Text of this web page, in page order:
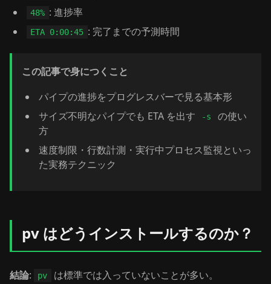
48% : 進捗率
ETA 0:00:45 : 完了までの予測時間
この記事で身につくこと
パイプの進捗をプログレスバーで見る基本形
サイズ不明なパイプでも ETA を出す
-s
の使い
方
速度制限・行数計測・実行中プロセス監視といっ
た実務テクニック
pv はどうインストールするのか？
結論: pv
は標準では入っていないことが多い。